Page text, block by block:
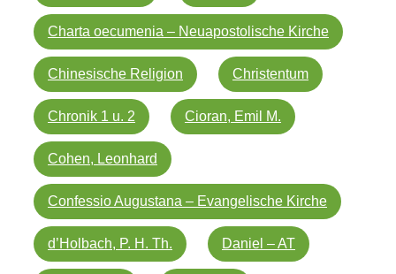
Charta oecumenia – Neuapostolische Kirche
Chinesische Religion Christentum
Chronik 1 u. 2 Cioran, Emil M.
Cohen, Leonhard
Confessio Augustana – Evangelische Kirche
d’Holbach, P. H. Th. Daniel – AT